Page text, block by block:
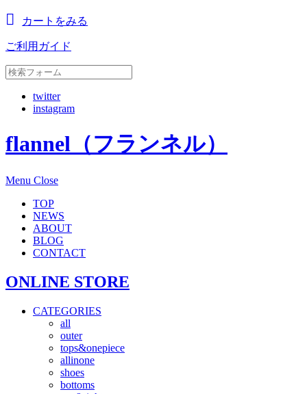
カートをみる
ご利用ガイド
twitter
instagram
flannel（フランネル）
Menu Close
TOP
NEWS
ABOUT
BLOG
CONTACT
ONLINE STORE
CATEGORIES
all
outer
tops&onepiece
allinone
shoes
bottoms